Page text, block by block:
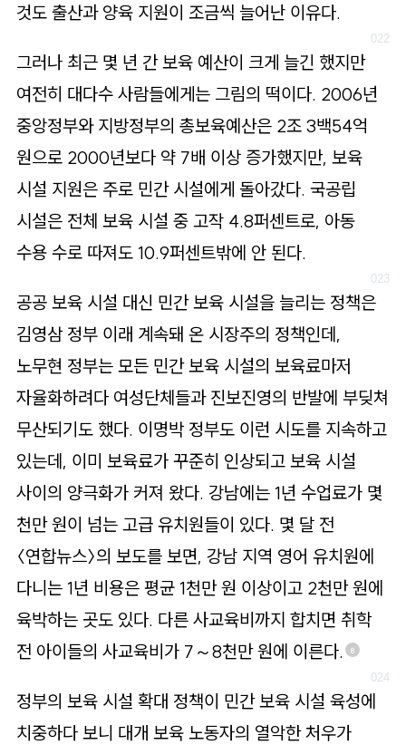
것도 출산과 양육 지원이 조금씩 늘어난 이유다.
그러나 최근 몇 년 간 보육 예산이 크게 늘긴 했지만
여전히 대다수 사람들에게는 그림의 떡이다. 2006년
중앙정부와 지방정부의 총보육예산은 2조 3백54억
원으로 2000년보다 약 7배 이상 증가했지만, 보육
시설 지원은 주로 민간 시설에게 돌아갔다. 국공립
시설은 전체 보육 시설 중 고작 4.8퍼센트로, 아동
수용 수로 따져도 10.9퍼센트밖에 안 된다.
공공 보육 시설 대신 민간 보육 시설을 늘리는 정책은
김영삼 정부 이래 계속돼 온 시장주의 정책인데,
노무현 정부는 모든 민간 보육 시설의 보육료마저
자율화하려다 여성단체들과 진보진영의 반발에 부딪쳐
무산되기도 했다. 이명박 정부도 이런 시도를 지속하고
있는데, 이미 보육료가 꾸준히 인상되고 보육 시설
사이의 양극화가 커져 왔다. 강남에는 1년 수업료가 몇
천만 원이 넘는 고급 유치원들이 있다. 몇 달 전
〈연합뉴스〉의 보도를 보면, 강남 지역 영어 유치원에
다니는 1년 비용은 평균 1천만 원 이상이고 2천만 원에
육박하는 곳도 있다. 다른 사교육비까지 합치면 취학
전 아이들의 사교육비가 7～8천만 원에 이른다.
8
정부의 보육 시설 확대 정책이 민간 보육 시설 육성에
치중하다 보니 대개 보육 노동자의 열악한 처우가